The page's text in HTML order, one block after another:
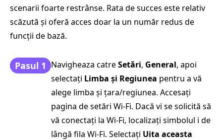
scenarii foarte restrânse. Rata de succes este relativ
scăzută și oferă acces doar la un număr redus de
funcții de bază.
Pasul 1 Navigheaza catreSetări, General, apoi
selectați Limba și Regiunea pentru a vă
alege limba și țara/regiunea. Accesați
pagina de setări Wi-Fi. Dacă vi se solicită să
vă conectați la Wi-Fi, localizați simbolul i de
lângă fila Wi-Fi. Selectați Uita aceasta